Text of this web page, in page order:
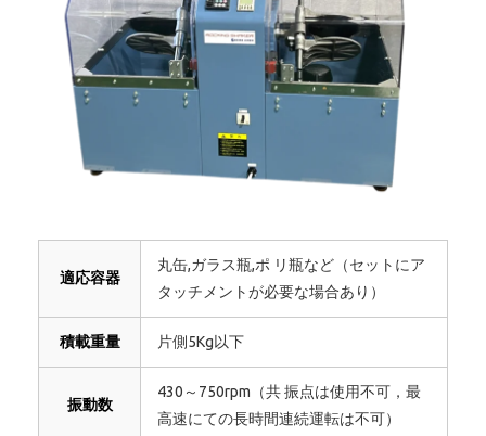
適応容器
丸缶,ガラス瓶,ポ リ瓶など（セットにア
タッチメントが必要な場合あり）
積載重量 片側5Kg以下
振動数
430～750rpm（共 振点は使用不可，最
高速にての長時間連続運転は不可）